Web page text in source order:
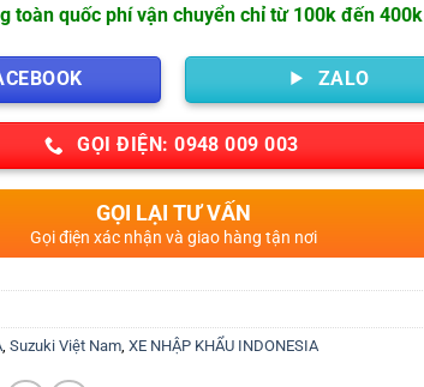
toàn quốc phí vận chuyển chỉ từ 100k đến 400k
ZALO
GỌI ĐIỆN: 0948 009 003
GỌI LẠI TƯ VẤN
Gọi điện xác nhận và giao hàng tận nơi
, Suzuki Việt Nam, XE NHẬP KHẨU INDONESIA